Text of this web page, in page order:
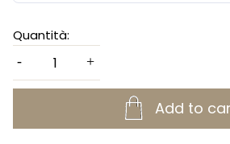
Quantità:
Add to